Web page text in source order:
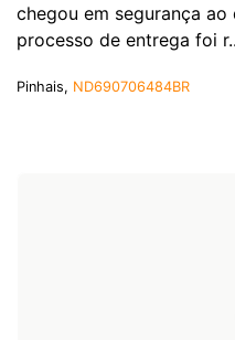
chegou em segurança
processo de entrega foi
Pinhais, ND690706484BR